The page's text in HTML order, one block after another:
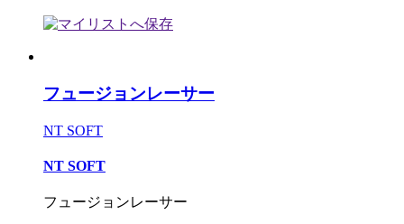
フュージョンレーサー
NT SOFT
NT SOFT
フュージョンレーサー